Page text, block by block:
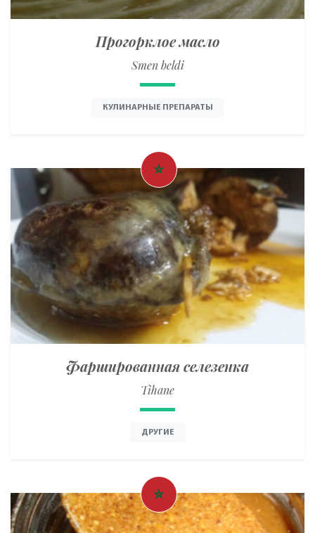
Прогорклое масло
Smen beldi
КУЛИНАРНЫЕ ПРЕПАРАТЫ
Фаршированная селезенка
Tihane
ДРУГИЕ